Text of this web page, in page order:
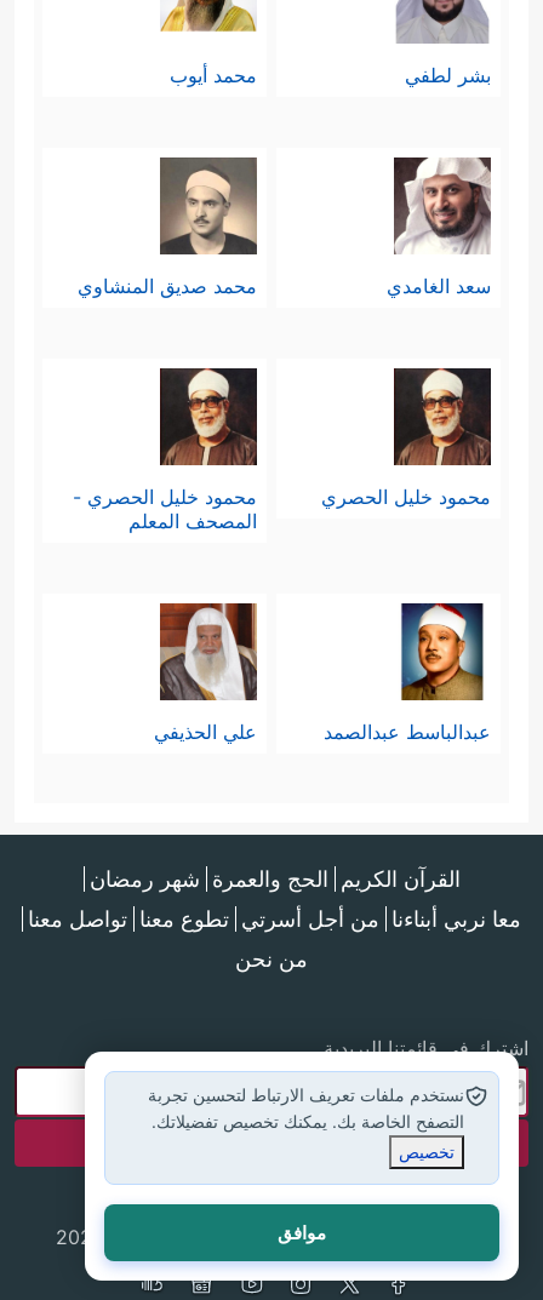
بشر لطفي محمد أيوب
سعد الغامدي محمد صديق المنشاوي
محمود خليل الحصري
محمود خليل الحصري -
المصحف المعلم
عبدالباسط عبدالصمد علي الحذيفي
القرآن الكريم الحج والعمرة شهر رمضان
معا نربي أبناءنا من أجل أسرتي تطوع معنا تواصل معنا
من نحن
اشترك في قائمتنا البريدية
جميع الحقوق محفوظة لموقع إسلام أون لاين © 2025
نستخدم ملفات تعريف الارتباط لتحسين تجربة
التصفح الخاصة بك. يمكنك تخصيص تفضيلاتك.
تخصيص
موافق